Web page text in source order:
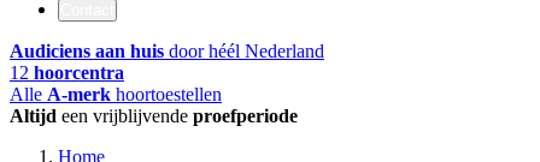
Audiciens aan huis door héél Nederland
12 hoorcentra
Alle A-merk hoortoestellen
Altijd een vrijblijvende proefperiode
Home